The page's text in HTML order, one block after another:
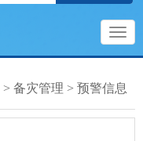
> 备灾管理 > 预警信息